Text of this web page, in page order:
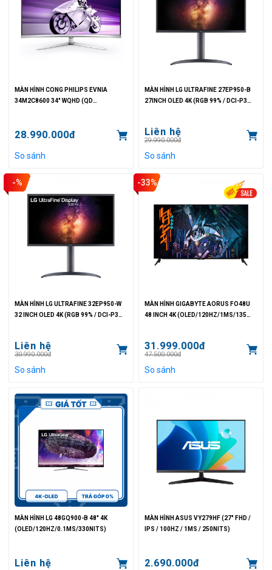
MÀN HÌNH CONG PHILIPS EVNIA
34M2C8600 34" WQHD (QD
28.990.000đ
So sánh
MÀN HÌNH LG ULTRAFINE 27EP950-B
27INCH OLED 4K (RGB 99% / DCI-P3
Liên hệ
29.990.000đ
So sánh
-%
MÀN HÌNH LG ULTRAFINE 32EP950-W
32 INCH OLED 4K (RGB 99% / DCI-P3
Liên hệ
30.990.000đ
So sánh
-33%
MÀN HÌNH GIGABYTE AORUS FO48U
48 INCH 4K (OLED/120HZ/1MS/135
31.999.000đ
47.500.000đ
So sánh
MÀN HÌNH LG 48GQ900-B 48" 4K
(OLED/120HZ/0.1MS/330NITS)
Liên hệ
MÀN HÌNH ASUS VY279HF (27" FHD /
IPS / 100HZ / 1MS / 250NITS)
2.690.000đ